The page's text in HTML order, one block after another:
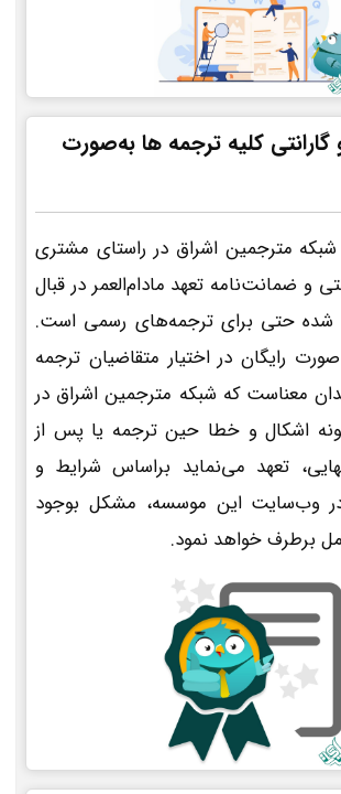
کلیه ترجمه ها به‌صورت
شبکه مترجمین اشراق در راستای مشتری
و ضمانت‌نامه تعهد مادام‌العمر در قبال
شده حتی برای ترجمه‌های رسمی است.
رایگان در اختیار متقاضیان ترجمه
معناست که شبکه مترجمین اشراق در
اشکال و خطا حین ترجمه یا پس از
تعهد می‌نماید براساس شرایط و
وب‌سایت این موسسه، مشکل بوجود
برطرف خواهد نمود.